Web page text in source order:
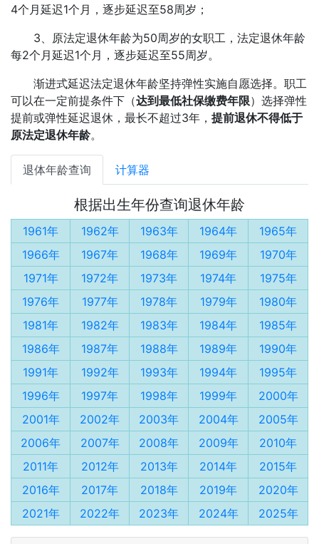
4个月延迟1个月，逐步延迟至58周岁；
3、原法定退休年龄为50周岁的女职工，法定退休年龄
每2个月延迟1个月，逐步延迟至55周岁。
渐进式延迟法定退休年龄坚持弹性实施自愿选择。职工
可以在一定前提条件下（达到最低社保缴费年限）选择弹性
提前或弹性延迟退休，最长不超过3年， 提前退休不得低于
原法定退休年龄。
退体年龄查询 计算器
根据出生年份查询退休年龄
1961年 1962年 1963年 1964年
1965年
1966年
1967年 1968年 1969年
1970年
1971年
1972年 1973年 1974年
1975年
1976年
1977年 1978年 1979年
1980年
1981年
1982年 1983年 1984年
1985年
1986年
1987年 1988年 1989年
1990年
1991年
1992年 1993年 1994年
1995年
1996年
1997年 1998年 1999年
2000年
2001年
2002年 2003年 2004年
2005年
2006年
2007年 2008年 2009年
2010年
2011年
2012年 2013年 2014年
2015年
2016年
2017年 2018年 2019年
2020年
2021年
2022年 2023年 2024年 2025年